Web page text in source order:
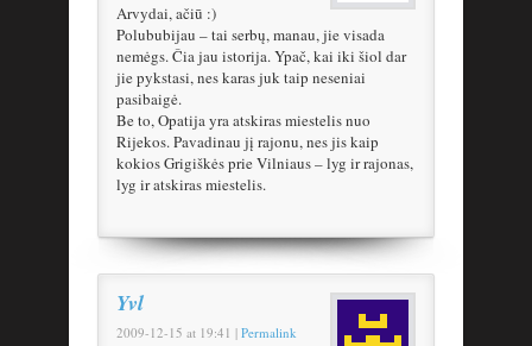
Arvydai, ačiū :)
Polububijau – tai serbų, manau, jie visada
nemėgs. Čia jau istorija. Ypač, kai iki šiol dar
jie pykstasi, nes karas juk taip neseniai
pasibaigė.
Be to, Opatija yra atskiras miestelis nuo
Rijekos. Pavadinau jį rajonu, nes jis kaip
kokios Grigiškės prie Vilniaus – lyg ir rajonas,
lyg ir atskiras miestelis.
Yvl
2009-12-15 at 19:41 | Permalink